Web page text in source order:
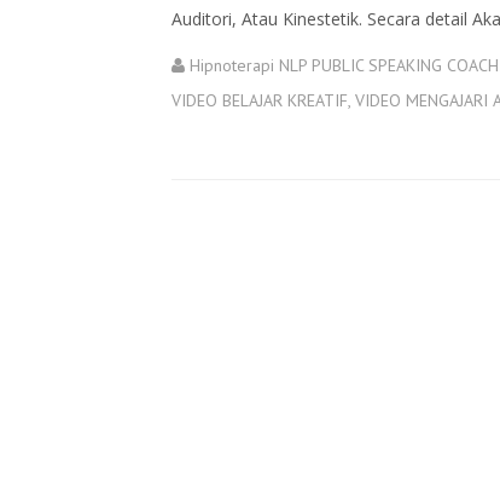
Auditori, Atau Kinestetik. Secara detail
Hipnoterapi NLP PUBLIC SPEAKING
VIDEO BELAJAR KREATIF, VIDEO MENGAJARI